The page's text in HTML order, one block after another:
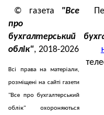
© газета "Все
про
бухгалтерський
облік", 2018-2026
Всі права на матеріали,
розміщені на сайті газети
"Все про бухгалтерський
облік" охороняються